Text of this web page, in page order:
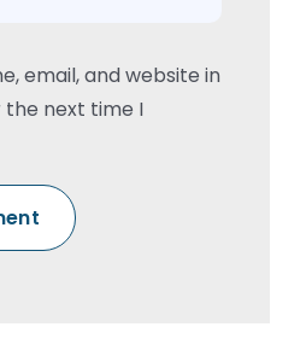
email, and website in
next time I